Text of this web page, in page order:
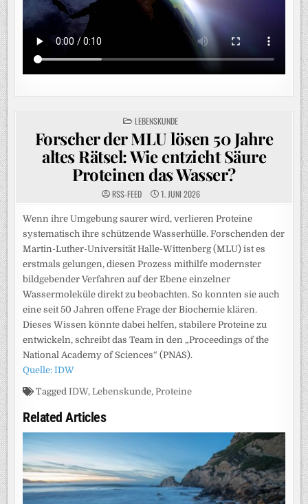
POSTED
IN
LEBENSKUNDE
Forscher der MLU lösen 50 Jahre
altes Rätsel: Wie entzieht Säure
Proteinen das Wasser?
RSS-FEED 1. JUNI 2026
Wenn ihre Umgebung saurer wird, verlieren Proteine
systematisch ihre schützende Wasserhülle. Forschenden der
Martin-Luther-Universität Halle-Wittenberg (MLU) ist es
erstmals gelungen, diesen Prozess mithilfe modernster
bildgebender Verfahren auf der Ebene einzelner
Wassermoleküle direkt zu beobachten. So konnten sie auch
eine seit 50 Jahren offene Frage der Biochemie klären.
Dieses Wissen könnte dabei helfen, stabilere Proteine zu
entwickeln, schreibt das Team in den „Proceedings of the
National Academy of Sciences“ (PNAS).
Quelle: IDW
TaggedIDW,Lebenskunde,Proteine
Related Articles